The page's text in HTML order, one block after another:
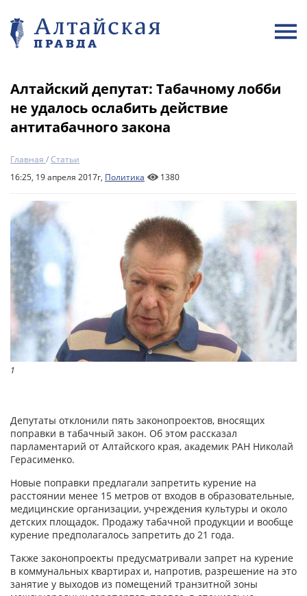
Алтайский депутат: Табачному лобби
не удалось ослабить действие
антитабачного закона
Главная /Статьи
16:25, 19 апреля 2017г, Политика 1380
1
Депутаты отклонили пять законопроектов, вносящих
поправки в табачный закон. Об этом рассказал
парламентарий от Алтайского края, академик РАН Николай
Герасименко.
Новые поправки предлагали запретить курение на
расстоянии менее 15 метров от входов в образовательные,
медицинские организации, учреждения культуры и около
детских площадок. Продажу табачной продукции и вообще
курение предполагалось запретить до 21 года.
Также законопроекты предусматривали запрет на курение
в коммунальных квартирах и, напротив, разрешение на это
занятие у выходов из помещений транзитной зоны